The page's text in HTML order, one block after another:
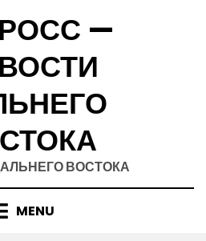
—
ВОСТОКА
MENU